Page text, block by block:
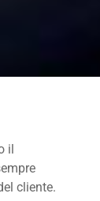
il
cliente.